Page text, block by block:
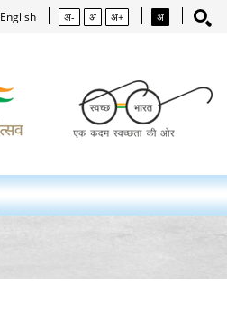
English अ- अ अ+ अ